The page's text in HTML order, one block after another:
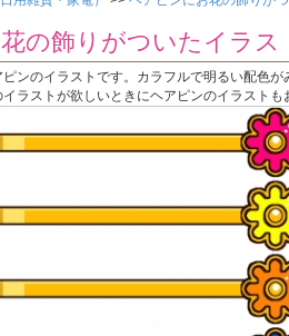
の飾りがついたイラス
ンのイラストです。カラフルで明るい配色
ラストが欲しいときにヘアピンのイラストも